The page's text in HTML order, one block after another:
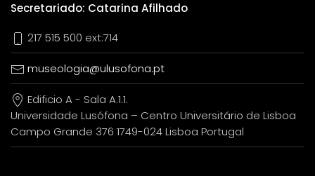
Secretariado: Catarina Afilhado
217 515 500 ext:714
museologia@ulusofona.pt
Edificio A - Sala A.1.1.
Universidade Lusófona – Centro Universitário de Lisboa
Campo Grande 376 1749-024 Lisboa Portugal